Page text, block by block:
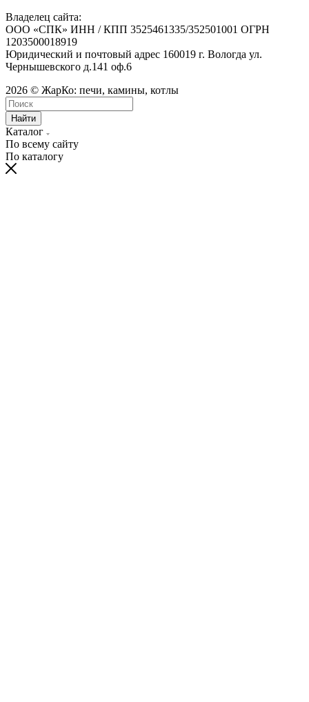
Владелец сайта:
ООО «СПК» ИНН / КПП 3525461335/352501001 ОГРН
1203500018919
Юридический и почтовый адрес 160019 г. Вологда ул.
Чернышевского д.141 оф.6
2026 © ЖарКо: печи, камины, котлы
Найти
Каталог
По всему сайту
По каталогу